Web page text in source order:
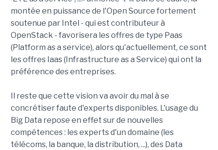
montée en puissance de l'Open Source fortement
soutenue par Intel - qui est contributeur à
OpenStack - favorisera les offres de type Paas
(Platform as a service), alors qu'actuellement, ce sont
les offres Iaas (Infrastructure as a Service) qui ont la
préférence des entreprises.
Il reste que cette vision va avoir du mal à se
concrétiser faute d'experts disponibles. L'usage du
Big Data repose en effet sur de nouvelles
compétences : les experts d'un domaine (les
télécoms, la banque, la distribution, ...), des Data